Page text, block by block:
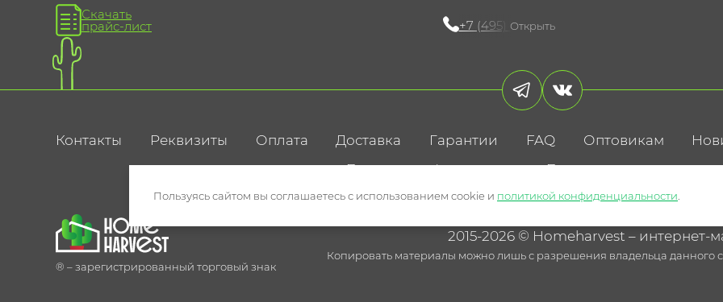
Скачать
прайс-лист +7 (495) 721-60-15
Открыть
Контакты Реквизиты Оплата Доставка Гарантии FAQ Оптовикам
Политика конфиденциальностиПользовательское
® – зарегистрированный торговый знак
2015-2026 © Homeharvest – интернет-
Копировать материалы можно лишь с разрешения владельца данного
Пользуясь сайтом вы соглашаетесь с использованием cookie и политикой конфиденциальности